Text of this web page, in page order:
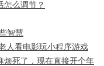
怎么调节？
智慧
人看电影玩小程序游戏
烦死了，现在直接开个年